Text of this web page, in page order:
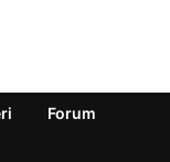
Forum